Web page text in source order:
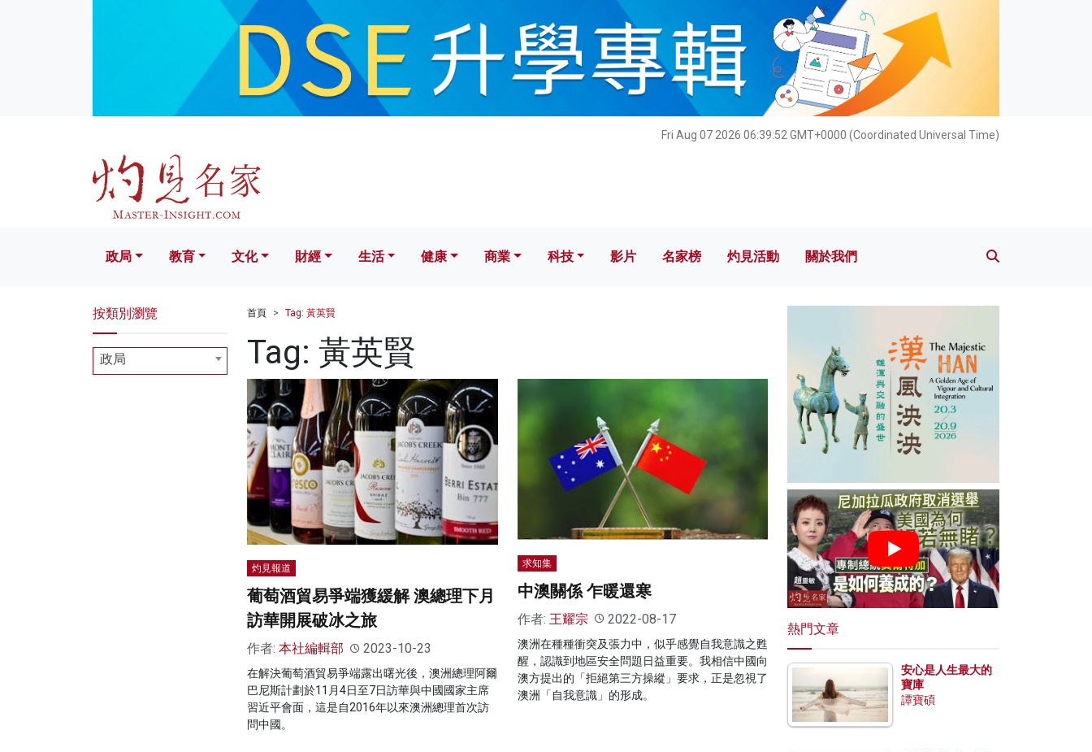
Fri Aug 07 2026 06:39:53 GMT+0000 (Coordinated Universal Time)
文化 財經 生活 健康 科技 影片 名家榜 灼見活動 關於我們
政局 教育 文化 財經 生活 健康 商業 科技 影片 名家榜 灼見活動 關於我們
首頁 Tag: 黃英賢
Tag: 黃英賢
灼見報道
葡萄酒貿易爭端獲緩解 澳總理下月
訪華開展破冰之旅
作者: 本社編輯部 2023-10-23
在解決葡萄酒貿易爭端露出曙光後，澳洲總理阿爾
巴尼斯計劃於11月4日至7日訪華與中國國家主席
習近平會面，這是自2016年以來澳洲總理首次訪
問中國。
求知集
中澳關係 乍暖還寒
作者: 王耀宗 2022-08-17
澳洲在種種衝突及張力中，似乎感覺自我意識之甦
醒，認識到地區安全問題日益重要。我相信中國向
澳方提出的「拒絕第三方操縱」要求，正是忽視了
澳洲「自我意識」的形成。
按類別瀏覽
政局
熱門文章
安心是人生最大的
寶庫
譚寶碩